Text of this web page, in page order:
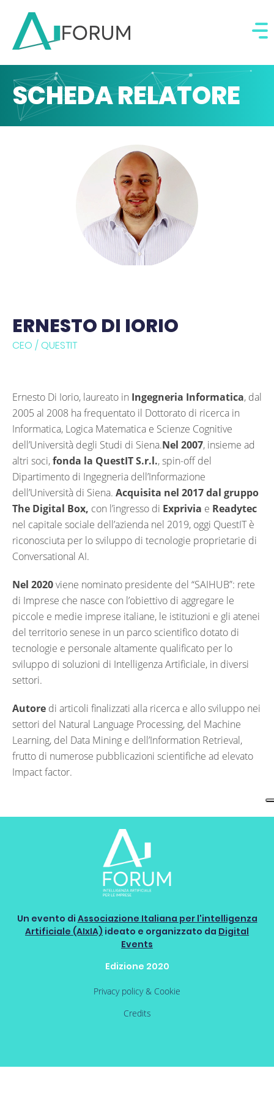
SCHEDA RELATORE
ERNESTO DI IORIO
CEO / QUESTIT
Ernesto Di Iorio, laureato in Ingegneria Informatica, dal
2005 al 2008 ha frequentato il Dottorato di ricerca in
Informatica, Logica Matematica e Scienze Cognitive
dell’Università degli Studi di Siena.Nel 2007, insieme ad
altri soci,fonda la QuestIT S.r.l., spin-off del
Dipartimento di Ingegneria dell’Informazione
dell’Università di Siena. Acquisita nel 2017 dal gruppo
The Digital Box, con l’ingresso di Exprivia e Readytec
nel capitale sociale dell’azienda nel 2019, oggi QuestIT è
riconosciuta per lo sviluppo di tecnologie proprietarie di
Conversational AI.
Nel 2020viene nominato presidente del “SAIHUB”: rete
di Imprese che nasce con l’obiettivo di aggregare le
piccole e medie imprese italiane, le istituzioni e gli atenei
del territorio senese in un parco scientifico dotato di
tecnologie e personale altamente qualificato per lo
sviluppo di soluzioni di Intelligenza Artificiale, in diversi
settori.
Autore di articoli finalizzati alla ricerca e allo sviluppo nei
settori del Natural Language Processing, del Machine
Learning, del Data Mining e dell’Information Retrieval,
frutto di numerose pubblicazioni scientifiche ad elevato
Impact factor.
Un evento di Associazione Italiana per l'intelligenza
Artificiale (AIxIA) ideato e organizzato da Digital
Events
Edizione 2020
Privacy policy & Cookie
Credits